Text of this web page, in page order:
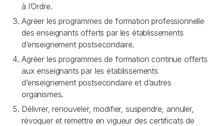
à l’Ordre.
Agréer les programmes de formation professionnelle
des enseignants offerts par les établissements
d’enseignement postsecondaire.
Agréer les programmes de formation continue offerts
aux enseignants par les établissements
d’enseignement postsecondaire et d’autres
organismes.
Délivrer, renouveler, modifier, suspendre, annuler,
révoquer et remettre en vigueur des certificats de